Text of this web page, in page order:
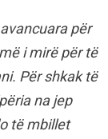
për
i mirë për të
Për shkak të
na jep
të mbillet